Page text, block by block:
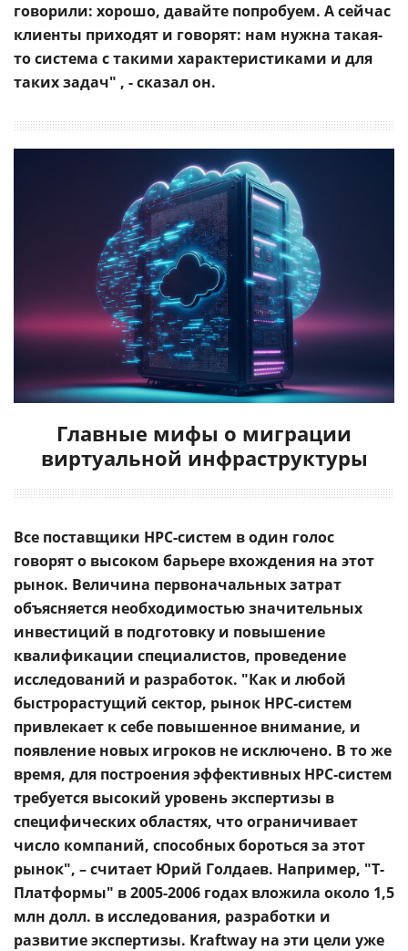
говорили: хорошо, давайте попробуем. А сейчас
клиенты приходят и говорят: нам нужна такая-
то система с такими характеристиками и для
таких задач" , - сказал он.
Главные мифы о миграции
виртуальной инфраструктуры
Все поставщики HPC-систем в один голос
говорят о высоком барьере вхождения на этот
рынок. Величина первоначальных затрат
объясняется необходимостью значительных
инвестиций в подготовку и повышение
квалификации специалистов, проведение
исследований и разработок. "Как и любой
быстрорастущий сектор, рынок HPC-систем
привлекает к себе повышенное внимание, и
появление новых игроков не исключено. В то же
время, для построения эффективных HPC-систем
требуется высокий уровень экспертизы в
специфических областях, что ограничивает
число компаний, способных бороться за этот
рынок", – считает Юрий Голдаев. Например, "Т-
Платформы" в 2005-2006 годах вложила около 1,5
млн долл. в исследования, разработки и
развитие экспертизы. Kraftway на эти цели уже